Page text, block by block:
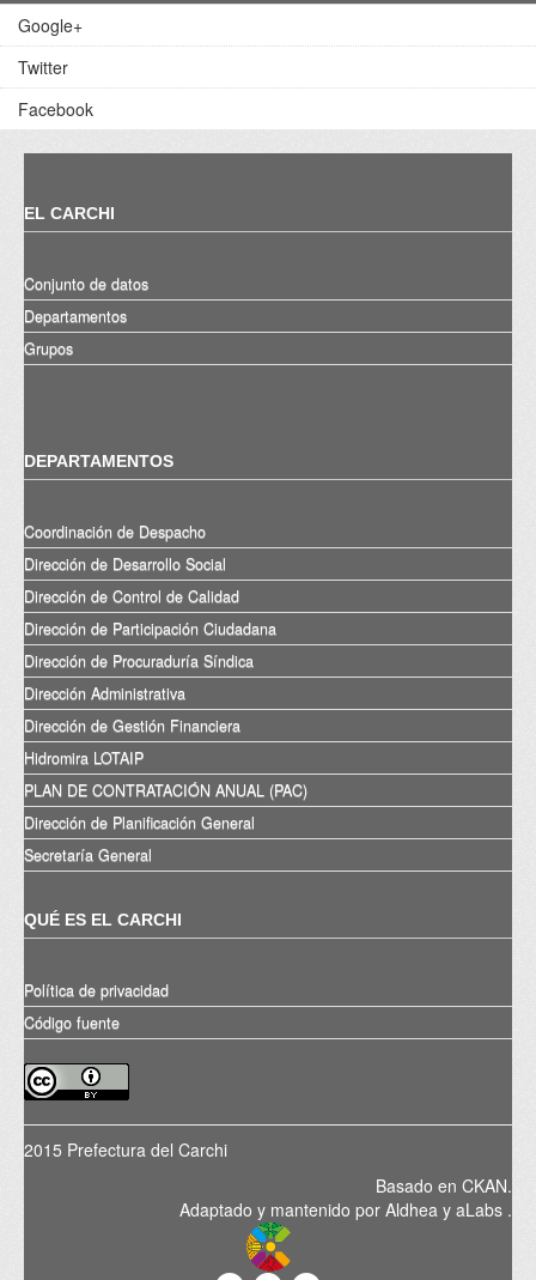
Google+
Twitter
Facebook
EL CARCHI
Conjunto de datos
Departamentos
Grupos
DEPARTAMENTOS
Coordinación de Despacho
Dirección de Desarrollo Social
Dirección de Control de Calidad
Dirección de Participación Ciudadana
Dirección de Procuraduría Síndica
Dirección Administrativa
Dirección de Gestión Financiera
Hidromira LOTAIP
PLAN DE CONTRATACIÓN ANUAL (PAC)
Dirección de Planificación General
Secretaría General
QUÉ ES EL CARCHI
Política de privacidad
Código fuente
2015 Prefectura del Carchi
Basado en CKAN.
Adaptado y mantenido por Aldhea y aLabs .